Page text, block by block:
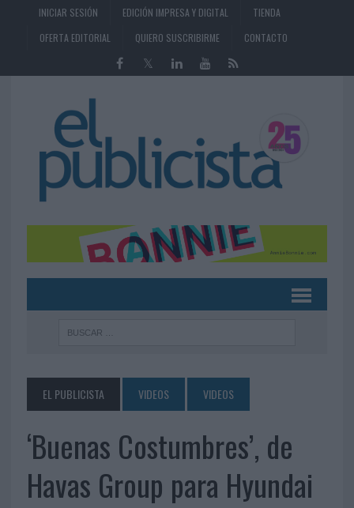
INICIAR SESIÓN EDICIÓN IMPRESA Y DIGITAL
TIENDA
OFERTA EDITORIAL
QUIERO SUSCRIBIRME CONTACTO
EL PUBLICISTA VIDEOS VIDEOS
‘Buenas Costumbres’, de
Havas Group para Hyundai